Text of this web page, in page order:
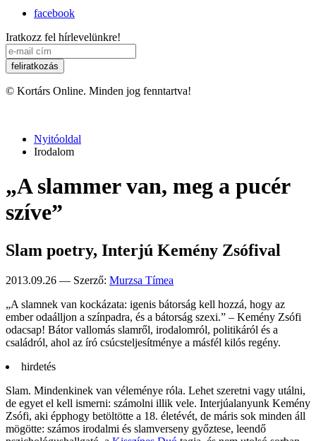
facebook
Iratkozz fel hírlevelünkre!
© Kortárs Online. Minden jog fenntartva!
Nyitóoldal
Irodalom
„A slammer van, meg a pucér
szíve”
Slam poetry, Interjú Kemény Zsófival
2013.09.26 — Szerző: Murzsa Tímea
„A slamnek van kocká­zata: igenis bátor­ság kell hozzá, hogy az
ember oda­álljon a szín­padra, és a bátor­ság szexi.” – Kemény Zsófi
oda­csap! Bátor vallo­más slamről, iroda­lomról, politi­káról és a
család­ról, ahol az író csúcs­teljesít­ménye a másfél kilós regény.
hirdetés
Slam. Mindenkinek van véleménye róla. Lehet szeretni vagy utálni,
de egyet el kell ismerni: számolni illik vele. Interjúalanyunk Kemény
Zsófi, aki épphogy betöltötte a 18. életévét, de máris sok minden áll
mögötte: számos irodalmi és slamverseny győztese, leendő